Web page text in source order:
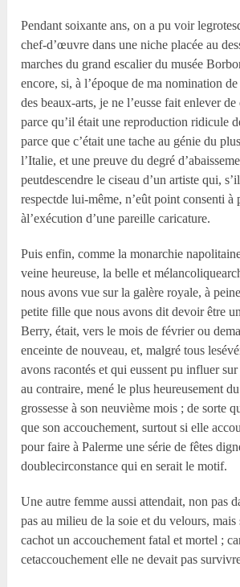
Pendant soixante ans, on a pu voir
chef-d’œuvre dans une niche placée au
marches du grand escalier du musée
encore, si, à l’époque de ma nomination
des beaux-arts, je ne l’eusse fait enlever
parce qu’il était une reproduction ridicule
parce que c’était une tache au génie du
l’Italie, et une preuve du degré
peutdescendre le ciseau d’un artiste qui,
respectde lui-même, n’eût point consenti à
àl’exécution d’une pareille caricature.
Puis enfin, comme la monarchie
veine heureuse, la belle et
nous avons vue sur la galère royale, à
petite fille que nous avons dit devoir être
Berry, était, vers le mois de février ou
enceinte de nouveau, et, malgré tous
avons racontés et qui eussent pu influer sur
au contraire, mené le plus heureusement
grossesse à son neuvième mois ; de sorte
que son accouchement, surtout si elle
pour faire à Palerme une série de fêtes
doublecirconstance qui en serait le motif.
Une autre femme aussi attendait, non pas
pas au milieu de la soie et du velours, mais
cachot un accouchement fatal et mortel ;
cetaccouchement elle ne devait pas